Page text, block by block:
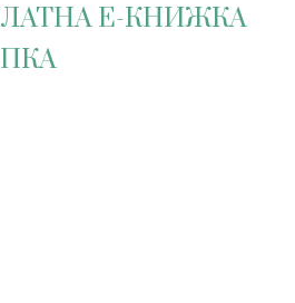
Е-КНИЖКА